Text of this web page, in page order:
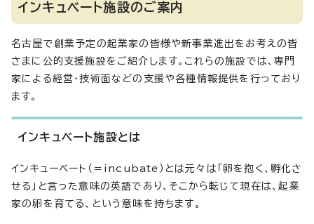
インキュベート施設のご案内
名古屋で創業予定の起業家の皆様や新事業進出をお考えの皆
さまに公的支援施設をご紹介します。これらの施設では、専門
家による経営・技術面などの支援や各種情報提供を行っており
ます。
インキュベート施設とは
インキューベート（＝incubate）とは元々は「卵を抱く、孵化さ
せる」と言った意味の英語であり、そこから転じて現在は、起業
家の卵を育てる、という意味を持ちます。